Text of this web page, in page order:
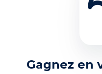
Gagnez en